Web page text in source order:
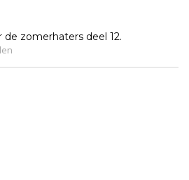
zomerhaters deel 12.